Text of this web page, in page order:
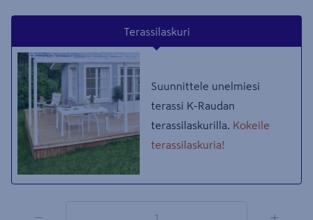
Terassilaskuri
Suunnittele unelmiesi
terassi K-Raudan
terassilaskurilla. Kokeile
terassilaskuria!